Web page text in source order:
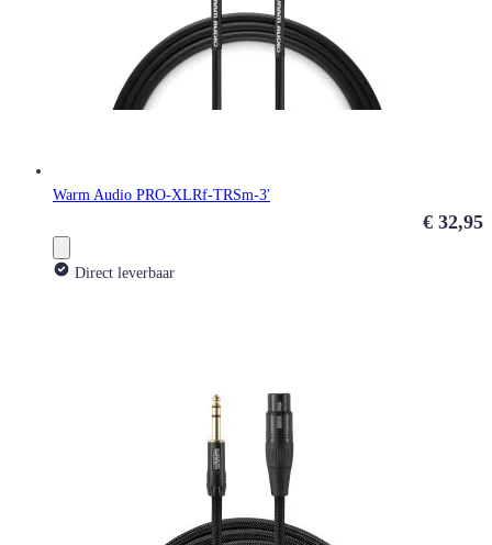
Warm Audio PRO-XLRf-TRSm-3'
€ 32,95
Direct leverbaar